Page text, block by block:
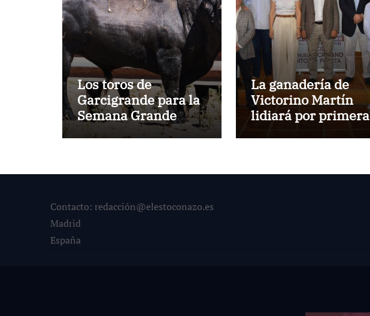
Los toros de
Garcigrande para la
Semana Grande
Donostiarra
La ganadería de
Victorino Martín
lidiará por primera
conmemorativa de
Contacto: redacción@elestoconazo.es
Madrid
España